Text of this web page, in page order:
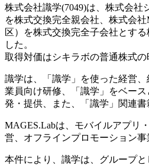
株式会社識学(7049)は、株式会社
を株式交換完全親会社、株式会
区）を株式交換完全子会社とす
した。
取得対価はシキラボの普通株式の
識学は、「識学」を使った経営
業員向け研修、「識学」をベー
発・提供、また、「識学」関連書
MAGES.Labは、モバイルアプリ
営、オフラインプロモーション事
本件により、識学は、グループ